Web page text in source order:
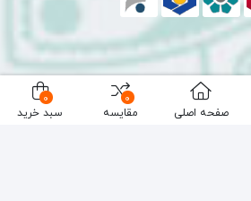
صفحه اصلی
0
مقایسه
0
سبد خرید